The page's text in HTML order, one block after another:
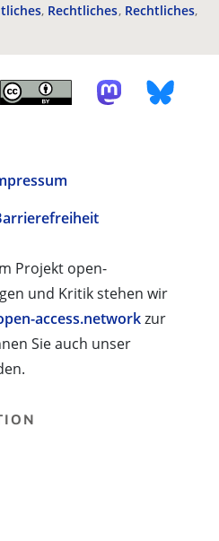
Rechtliches Rechtliches
Projekt open-
und Kritik stehen wir
access.networkzur
Sie auch unser